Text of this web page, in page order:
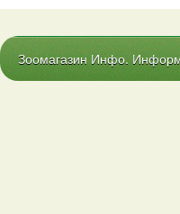
Зоомагазин Инфо.